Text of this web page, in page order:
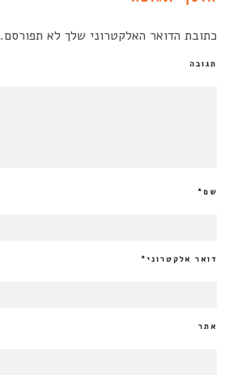
כתובת הדואר האלקטרוני שלך לא תפורסם.
תגובה
שם*
דואר אלקטרוני *
אתר